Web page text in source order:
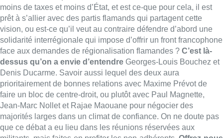
militants, mais faites-en profiter les non-adhérents.Offrez-nous
du sport, d’accord, du spectacle, on en raffole, de
l’incertitude, on aime ça.Mais ne vous contentez pas de nous
parler des soutiens de l’un ou de l’autre, des militants qui ont la
parole, de la démocratie qui a parlé, et autres poncifs. Donnez-
nous du programme, une vision, des idées, du contenu, de la
vraie politique. Restons dans la métaphore sportive, pour qu’on
continue à vous suivre avec autant de passions, messieurs les
compétiteurs,il est indispensable d’élever votre niveau de
jeu.
Téléchargez et écoutez l’édito en podcast sur toutes les
plateformes